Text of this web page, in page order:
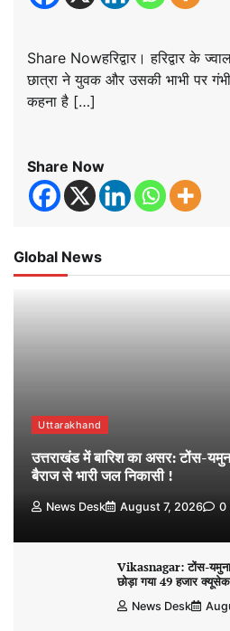
Share Nowहरिद्वार। हरिद्वार के
छात्रा ने युवक और उसकी भाभी पर
कहना है […]
Share Now
Global News
Uttarakhand
उत्तराखंड में बारिश का असर: टोंस-
बैराज से भारी जल निकासी !
News Desk August 7, 2026 0
Vikasnagar: टोंस-यमुना
छोड़ा गया 49 हजार क्यूसेक
News Desk